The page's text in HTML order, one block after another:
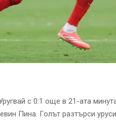
с 0:1 още в 21-ата
Пина. Голът разтърси